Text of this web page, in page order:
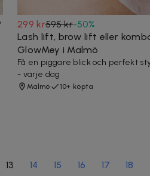
299 kr595 kr-50%
Lash lift, brow lift eller
GlowMey i Malmö
Få en piggare blick och perfekt
- varje dag
Malmö 10+ köpta
13 14 15 16 17 18